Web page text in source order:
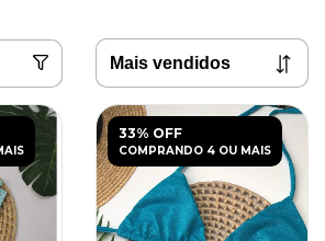
33% OFF
COMPRANDO 4 OU MAIS